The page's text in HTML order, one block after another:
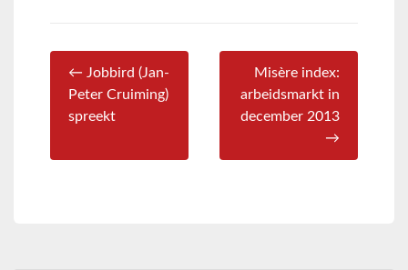
← Jobbird (Jan-
Peter Cruiming)
spreekt
Misère index:
arbeidsmarkt in
december 2013
→